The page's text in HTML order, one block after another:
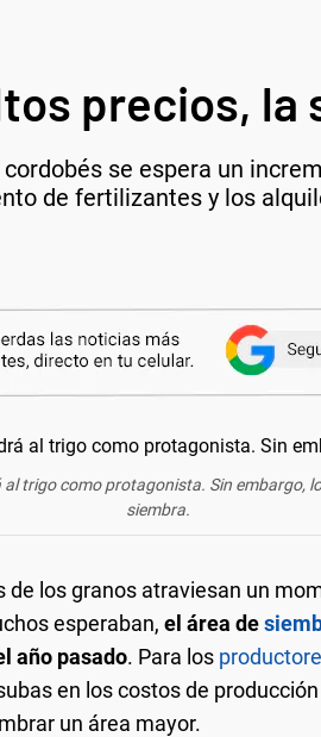
precios,
se espera un
de fertilizantes y los
trigo como protagonista. Sin embargo,
siembra.
los granos atraviesan un
esperaban, el área de
año pasado. Para los
en los costos de
un área mayor.